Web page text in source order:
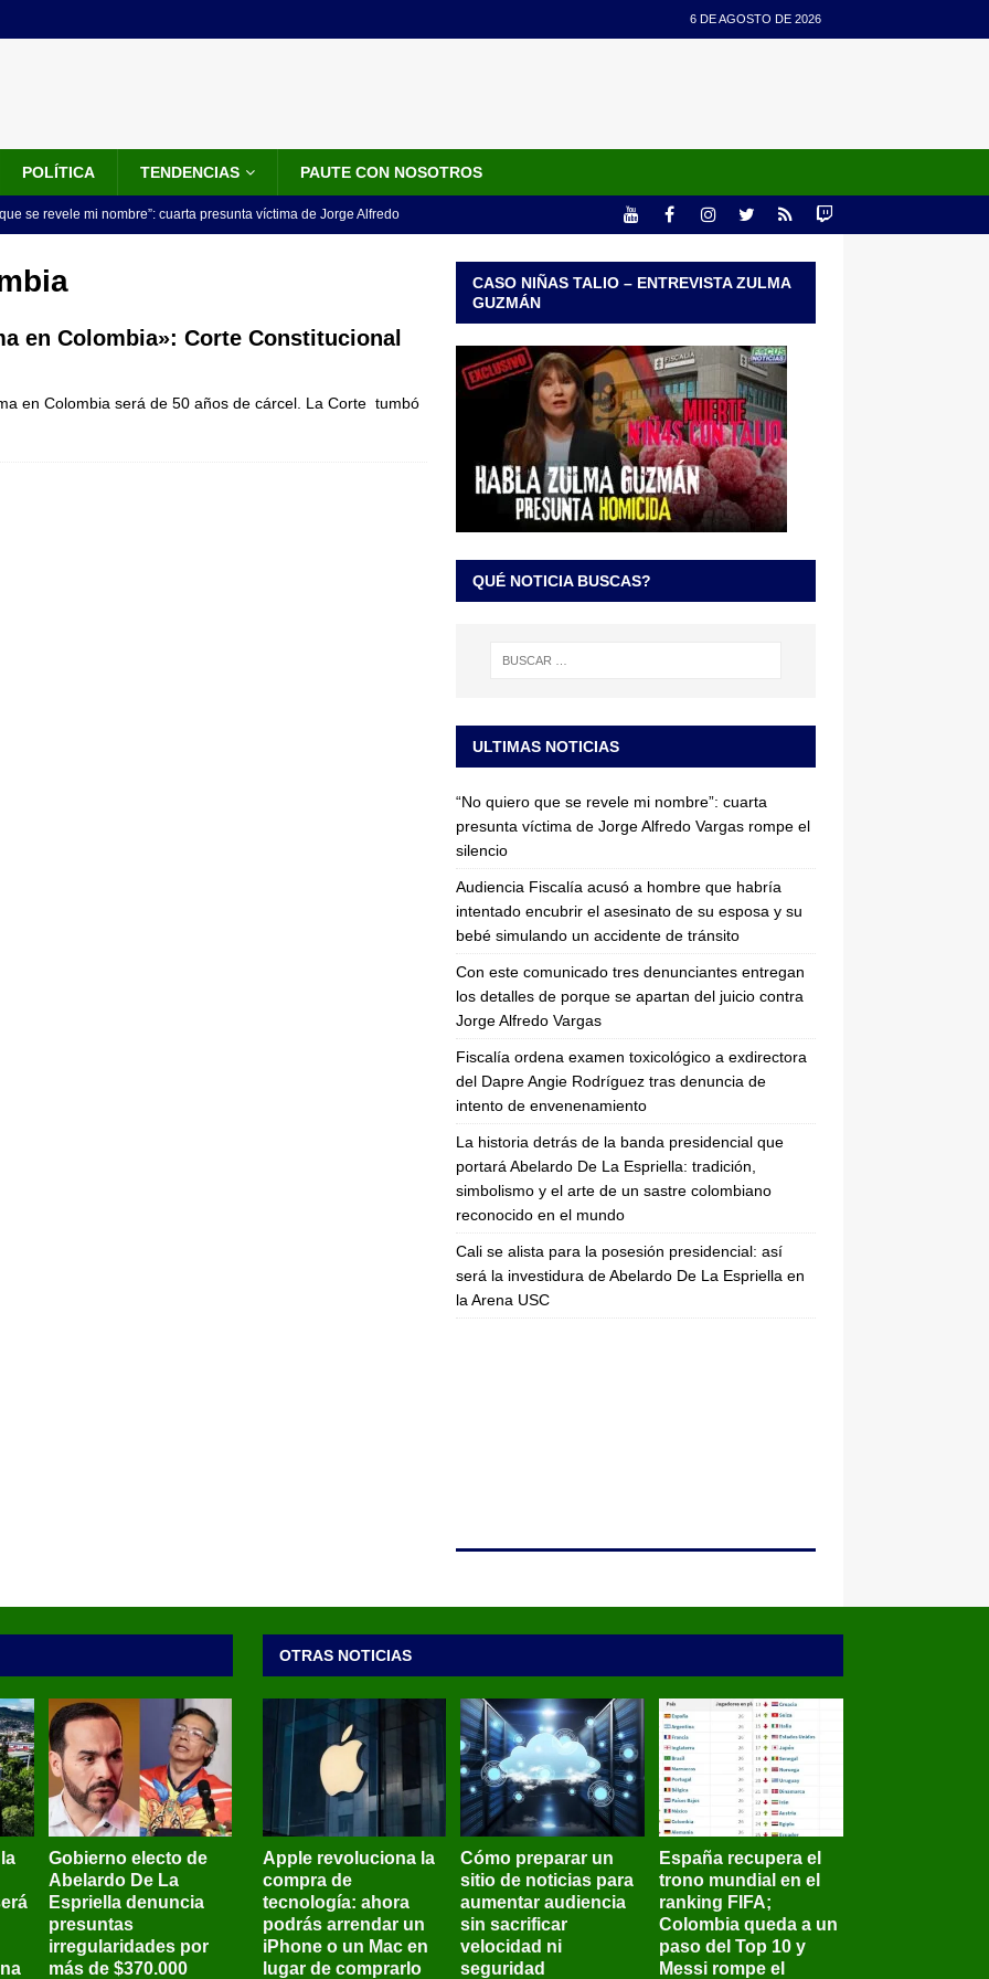
6 DE AGOSTO DE 2026
POLÍTICA TENDENCIAS PAUTE CON NOSOTROS
se revele mi nombre”: cuarta presunta víctima de Jorge Alfredo
acusó a hombre que habría intentado encubrir el asesinato
accidente de tránsito JUDICIALES
Vargas JUDICIALES
en Colombia»: Corte Constitucional
en Colombia será de 50 años de cárcel. La Corte tumbó
CASO NIÑAS TALIO – ENTREVISTA ZULMA
GUZMÁN
QUÉ NOTICIA BUSCAS?
ULTIMAS NOTICIAS
“No quiero que se revele mi nombre”: cuarta
presunta víctima de Jorge Alfredo Vargas rompe el
silencio
Audiencia Fiscalía acusó a hombre que habría
intentado encubrir el asesinato de su esposa y su
bebé simulando un accidente de tránsito
Con este comunicado tres denunciantes entregan
los detalles de porque se apartan del juicio contra
Jorge Alfredo Vargas
Fiscalía ordena examen toxicológico a exdirectora
del Dapre Angie Rodríguez tras denuncia de
intento de envenenamiento
La historia detrás de la banda presidencial que
portará Abelardo De La Espriella: tradición,
simbolismo y el arte de un sastre colombiano
reconocido en el mundo
Cali se alista para la posesión presidencial: así
será la investidura de Abelardo De La Espriella en
la Arena USC
Gobierno electo de
Abelardo De La
Espriella denuncia
presuntas
irregularidades por
más de $370.000
OTRAS NOTICIAS
Apple revoluciona la
compra de
tecnología: ahora
podrás arrendar un
iPhone o un Mac en
lugar de comprarlo
Cómo preparar un
sitio de noticias para
aumentar audiencia
sin sacrificar
velocidad ni
seguridad
España recupera el
trono mundial en el
ranking FIFA;
Colombia queda a un
paso del Top 10 y
Messi rompe el